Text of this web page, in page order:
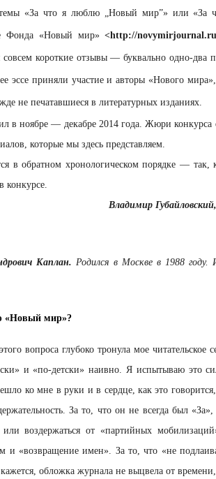
темы «За что я люблю „Новый мир”» или
Фонда «Новый мир»<http://
короткие отзывы — буквально одно-два
эссе приняли участие и авторы «Нового
не печатавшиеся в литературных изданиях.
в ноябре — декабре 2014 года. Жюри
которые мы здесь представляем.
в обратном хронологическом порядке —
конкурсе.
Владимир Губайловский,
Каплан.Родился в Москве в 1988
«Новый мир»?
вопроса глубоко тронула мое
и «по-детски» наивно. Я испытываю это
ко мне в руки и в сердце, как это
За то, что он не всегда был
воздержаться от «партийных
и «возвращение имен». За то, что «не
обложка журнала не выцвела от